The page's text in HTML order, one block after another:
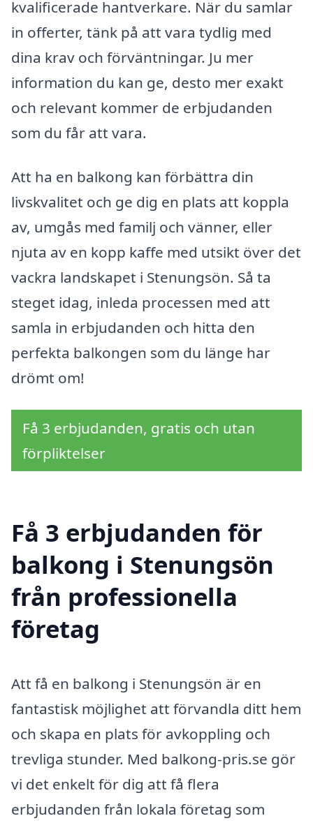
kvalificerade hantverkare. När du samlar
in offerter, tänk på att vara tydlig med
dina krav och förväntningar. Ju mer
information du kan ge, desto mer exakt
och relevant kommer de erbjudanden
som du får att vara.
Att ha en balkong kan förbättra din
livskvalitet och ge dig en plats att koppla
av, umgås med familj och vänner, eller
njuta av en kopp kaffe med utsikt över det
vackra landskapet i Stenungsön. Så ta
steget idag, inleda processen med att
samla in erbjudanden och hitta den
perfekta balkongen som du länge har
drömt om!
Få 3 erbjudanden, gratis och utan
förpliktelser
Få 3 erbjudanden för
balkong i Stenungsön
från professionella
företag
Att få en balkong i Stenungsön är en
fantastisk möjlighet att förvandla ditt hem
och skapa en plats för avkoppling och
trevliga stunder. Med balkong-pris.se gör
vi det enkelt för dig att få flera
erbjudanden från lokala företag som